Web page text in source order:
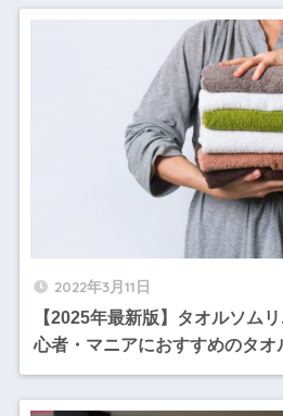
2022年3月11日
【2025年最新版】タオルソム
心者・マニアにおすすめのタオ